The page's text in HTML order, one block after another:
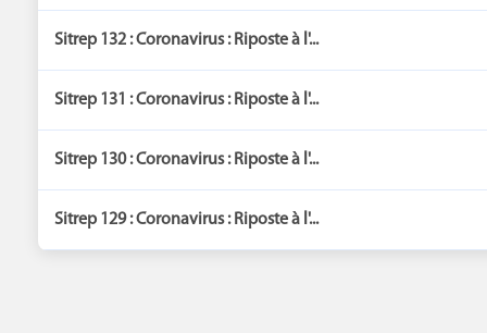
Sitrep 132 : Coronavirus : Riposte à l'...
Sitrep 131 : Coronavirus : Riposte à l'...
Sitrep 130 : Coronavirus : Riposte à l'...
Sitrep 129 : Coronavirus : Riposte à l'...